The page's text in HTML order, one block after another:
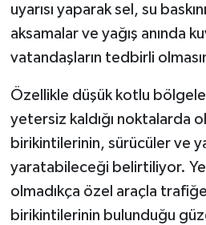
uyarısı yaparak sel, su
aksamalar ve yağış anında
vatandaşların tedbirli
Özellikle düşük kotlu
yetersiz kaldığı noktalarda
birikintilerinin, sürücüler ve
yaratabileceği belirtiliyor.
olmadıkça özel araçla trafiğe
birikintilerinin bulunduğu